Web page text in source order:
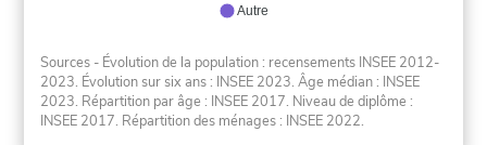
Autre
Sources - Évolution de la population : recensements INSEE 2012-
2023. Évolution sur six ans : INSEE 2023. Âge médian : INSEE
2023. Répartition par âge : INSEE 2017. Niveau de diplôme :
INSEE 2017. Répartition des ménages : INSEE 2022.